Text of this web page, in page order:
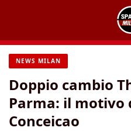
contenuto
NEWS MILAN
Doppio cambio
Parma: il motivo
Conceicao